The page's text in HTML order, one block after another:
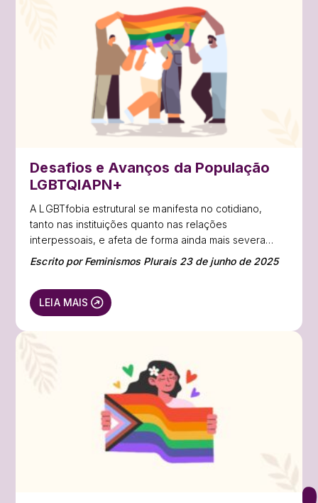
Desafios e Avanços da População
LGBTQIAPN+
A LGBTfobia estrutural se manifesta no cotidiano,
tanto nas instituições quanto nas relações
interpessoais, e afeta de forma ainda mais severa
pessoas LGBT+ negras, periféricas e com deficiência.
Escrito por Feminismos Plurais 23 de junho de 2025
LEIA MAIS